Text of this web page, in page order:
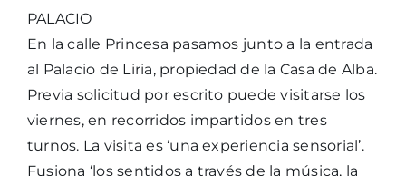
PALACIO
En la calle Princesa pasamos junto a la entrada
al Palacio de Liria, propiedad de la Casa de Alba.
Previa solicitud por escrito puede visitarse los
viernes, en recorridos impartidos en tres
turnos. La visita es ‘una experiencia sensorial’.
Fusiona ‘los sentidos a través de la música, la